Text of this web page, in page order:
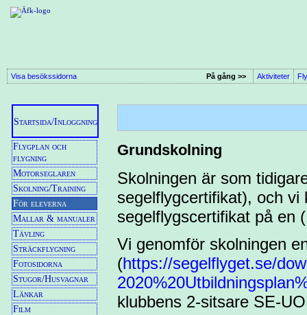
Visa besökssidorna På gång >> Aktiviteter
Startsida/Inloggning
Flygplan och
flygning
Motorseglaren
Skolning/Training
För eleverna
Mallar & manualer
Tävling
Sträckflygning
Fotosidorna
Stugor/Husvagnar
Länkar
Film
Grundskolning
Skolningen är som
segelflygcertifikat), och
segelflygscertifikat på en
Vi genomför skolningen
(https://segelflyget.se/
klubbens 2-sitsare SE-